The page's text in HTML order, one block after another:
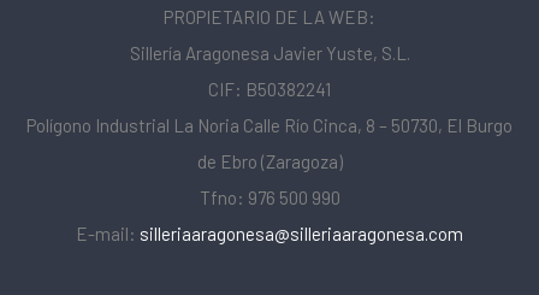
PROPIETARIO DE LA WEB:
Sillería Aragonesa Javier Yuste, S.L.
CIF: B50382241
Polígono Industrial La Noria Calle Río Cinca, 8 – 50730, El Burgo
de Ebro (Zaragoza)
Tfno: 976 500 990
E-mail: silleriaaragonesa@silleriaaragonesa.com